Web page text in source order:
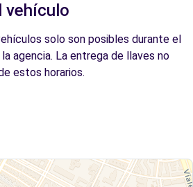
vehículo
solo son posibles durante el
agencia. La entrega de llaves no
estos horarios.